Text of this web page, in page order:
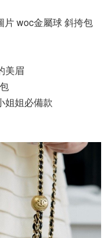
片 woc金屬球 斜挎包
美眉
姐必備款